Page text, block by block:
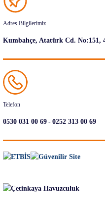
Adres Bilgilerimiz
Kumbahçe, Atatürk Cd. No:151,
Telefon
0530 031 00 69-0252 313 00 69